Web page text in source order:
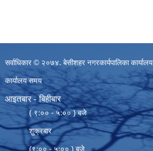
सर्वाधिकार © २०७४. बेसीशहर नगरकार्यपालिका कार्यालय
कार्यालय समय
आइतबार - बिहीबार
( ९:०० - ५:०० ) बजे
शुक्रबार
(९:०० - ५:०० ) बजे